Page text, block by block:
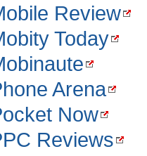
Review
Today
Arena
Now
Reviews